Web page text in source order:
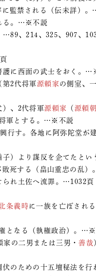
監禁される（伝未詳）。
る。…※不説
、214、325、907、
護に西面の武士をおく。
第2代将軍 源頼家 の側室、
）、2代将軍源頼家 （ 源頼朝
軍とする。…※不説
す。各地に阿弥陀堂が
子）より謀反を企てたとい
死する（畠山重忠の乱）
れ土佐へ流罪。…1032頁
条義時 に一族を亡ぼされ
となる（執権政治）。…※
家の二男または三男・善哉
伏のための十五壇秘法を